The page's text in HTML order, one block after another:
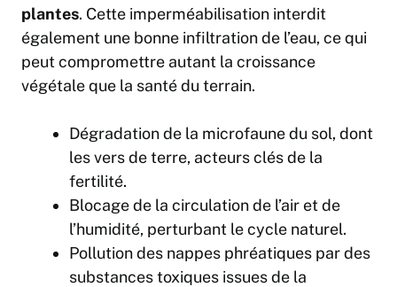
plantes. Cette imperméabilisation interdit
également une bonne infiltration de l’eau, ce qui
peut compromettre autant la croissance
végétale que la santé du terrain.
Dégradation de la microfaune du sol, dont
les vers de terre, acteurs clés de la
fertilité.
Blocage de la circulation de l’air et de
l’humidité, perturbant le cycle naturel.
Pollution des nappes phréatiques par des
substances toxiques issues de la